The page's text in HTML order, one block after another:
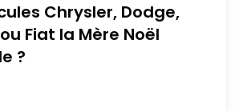
Chrysler, Dodge,
Fiat la Mère Noël
?